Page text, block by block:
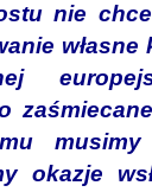
nie
okazje